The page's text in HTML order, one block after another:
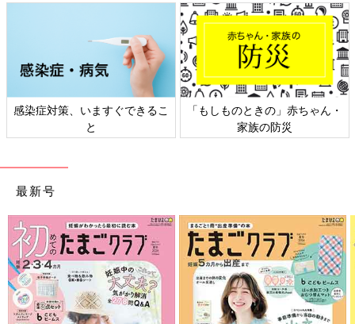
感染症対策、いますぐできるこ
と
「もしものときの」赤ちゃん・
家族の防災
最新号